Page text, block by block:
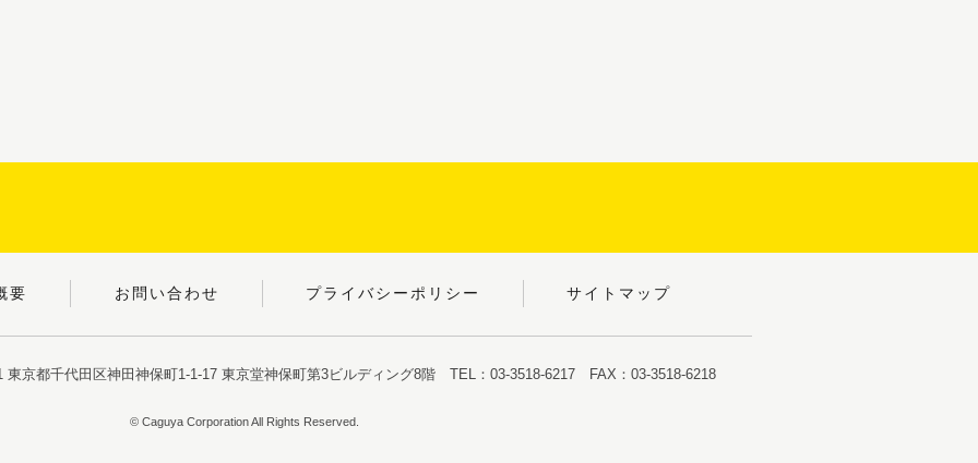
要 お問い合わせ プライバシーポリシー サイトマップ
東京都千代田区神田神保町1-1-17 東京堂神保町第3ビルディング8階 TEL：03-3518-6217 FAX：03-3518-6218
© Caguya Corporation All Rights Reserved.